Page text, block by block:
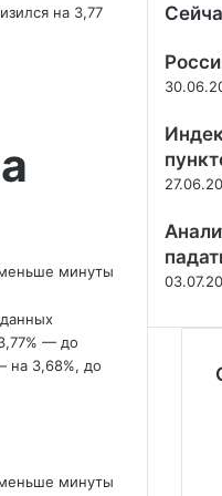
на 3,77
минуты
— до
на 3,68%, до
минуты